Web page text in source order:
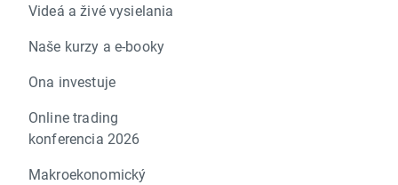
Videá a živé vysielania
Naše kurzy a e-booky
Ona investuje
Online trading
konferencia 2026
Makroekonomický